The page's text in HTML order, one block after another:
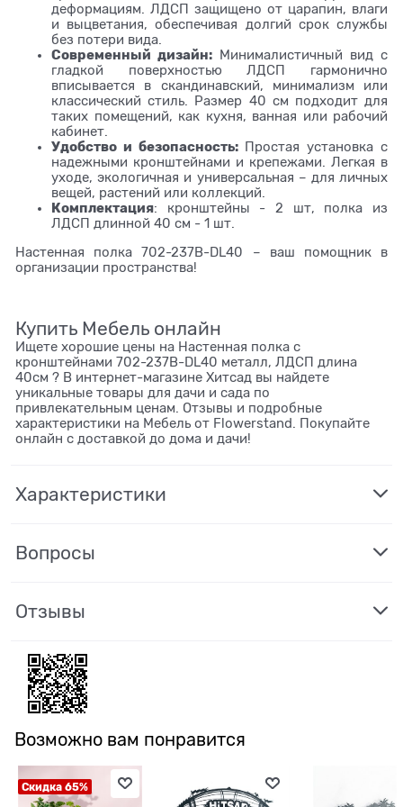
деформациям. ЛДСП защищено от царапин, влаги
и выцветания, обеспечивая долгий срок службы
без потери вида.
Современный дизайн: Минималистичный вид с
гладкой поверхностью ЛДСП гармонично
вписывается в скандинавский, минимализм или
классический стиль. Размер 40 см подходит для
таких помещений, как кухня, ванная или рабочий
кабинет.
Удобство и безопасность:Простая установка с
надежными кронштейнами и крепежами. Легкая в
уходе, экологичная и универсальная – для личных
вещей, растений или коллекций.
Комплектация: кронштейны - 2 шт, полка из
ЛДСП длинной 40 см - 1 шт.
Настенная полка 702-237B-DL40 – ваш помощник в
организации пространства!
Купить Мебель онлайн
Ищете хорошие цены на Настенная полка с
кронштейнами 702-237B-DL40 металл, ЛДСП длина
40см ? В интернет-магазине Хитсад вы найдете
уникальные товары для дачи и сада по
привлекательным ценам. Отзывы и подробные
характеристики на Мебель от Flowerstand. Покупайте
онлайн с доставкой до дома и дачи!
Характеристики
Вопросы
Отзывы
Возможно вам понравится
Скидка 65%